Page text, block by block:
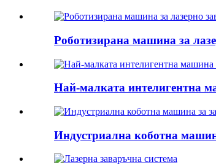
Роботизирана машина за
Най-малката интелигентна
Индустриална коботна